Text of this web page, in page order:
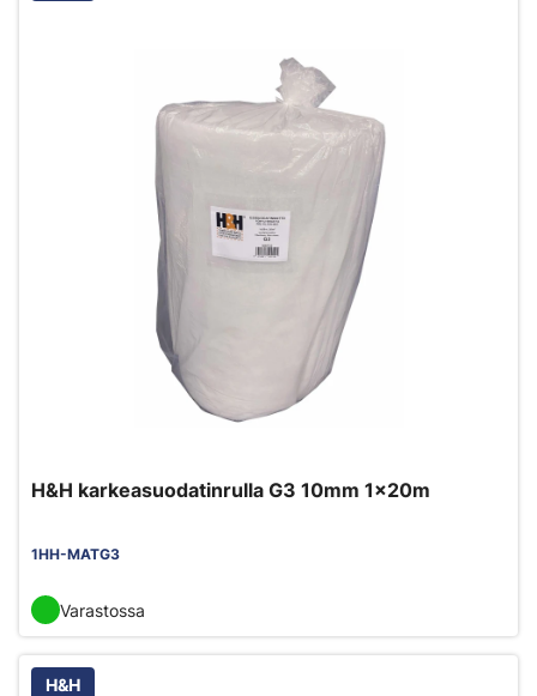
H&H karkeasuodatinrulla G3 10mm 1x20m
1HH-MATG3
Varastossa
H&H